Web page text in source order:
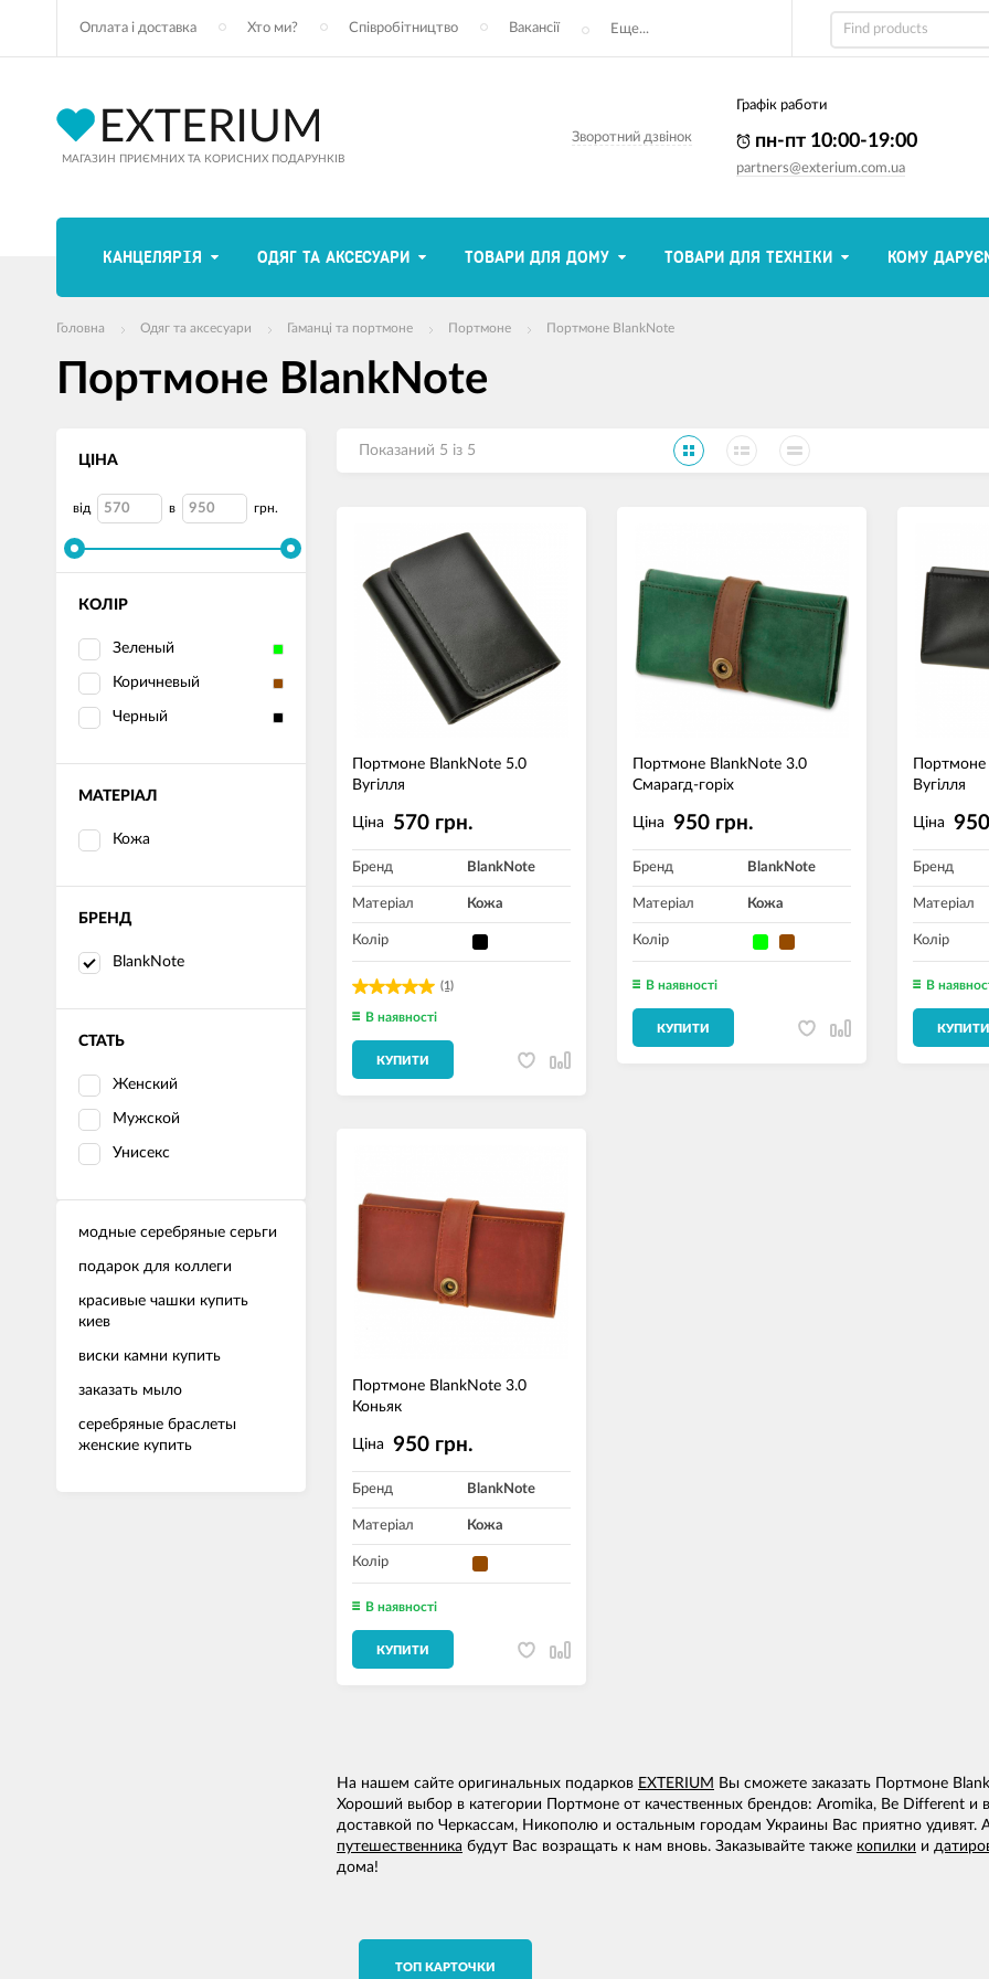
Оплата і доставка Хто ми? Співробітництво Вакансії Еще...
МАГАЗИН ПРИЄМНИХ ТА КОРИСНИХ ПОДАРУНКІВ
Зворотний дзвінок
Графік работи
пн-пт 10:00-19:00
partners@exterium.com.ua
КАНЦЕЛЯРІЯ ОДЯГ ТА АКСЕСУАРИ ТОВАРИ ДЛЯ ДОМУ ТОВАРИ ДЛЯ ТЕХНІКИ КОМУ
Головна Одяг та аксесуари Гаманці та портмоне Портмоне Портмоне BlankNote
Портмоне BlankNote
ЦІНА
від в грн.
КОЛІР
Зеленый
Коричневый
Черный
МАТЕРІАЛ
Кожа
БРЕНД
BlankNote
СТАТЬ
Женский
Мужской
Унисекс
модные серебряные серьги
подарок для коллеги
красивые чашки купить
киев
виски камни купить
заказать мыло
серебряные браслеты
женские купить
Показаний 5 із 5
Портмоне BlankNote 5.0
Вугілля
(1)
Ціна 570 грн.
Бренд BlankNote
Матеріал Кожа
Колір
В наявності
КУПИТИ
Портмоне BlankNote 3.0
Смарагд-горіх
Ціна 950 грн.
Бренд BlankNote
Матеріал Кожа
Колір
В наявності
КУПИТИ
Вугілля
Ціна
Бренд
Матеріал
Колір
В
КУПИТИ
Портмоне BlankNote 3.0
Коньяк
Ціна 950 грн.
Бренд BlankNote
Матеріал Кожа
Колір
В наявності
КУПИТИ
На нашем сайте оригинальных подарков EXTERIUM Вы сможете заказать Портмоне
Хороший выбор в категории Портмоне от качественных брендов: Aromika, Be Different и
доставкой по Черкассам, Никополю и остальным городам Украины Вас приятно удивят.
путешественника будут Вас возращать к нам вновь. Заказывайте также копилки и
дома!
TОП КАРТОЧКИ